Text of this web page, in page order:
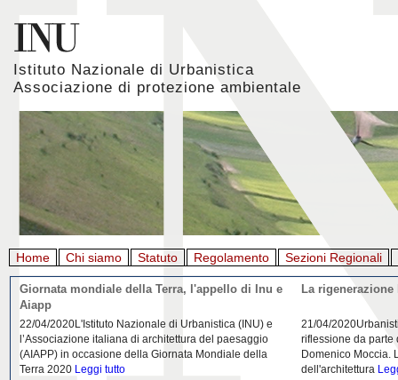
Istituto Nazionale di Urbanistica
Associazione di protezione ambientale
Home Chi siamo Statuto Regolamento Sezioni Regionali
Giornata mondiale della Terra, l'appello di Inu e
Aiapp
22/04/2020L'Istituto Nazionale di Urbanistica (INU) e
l’Associazione italiana di architettura del paesaggio
(AIAPP) in occasione della Giornata Mondiale della
Terra 2020 Leggi tutto
La
21/04/
riflessione da parte
Domenico Moccia.
dell'architettura